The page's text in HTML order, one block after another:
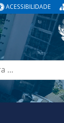
ACESSIBILIDADE